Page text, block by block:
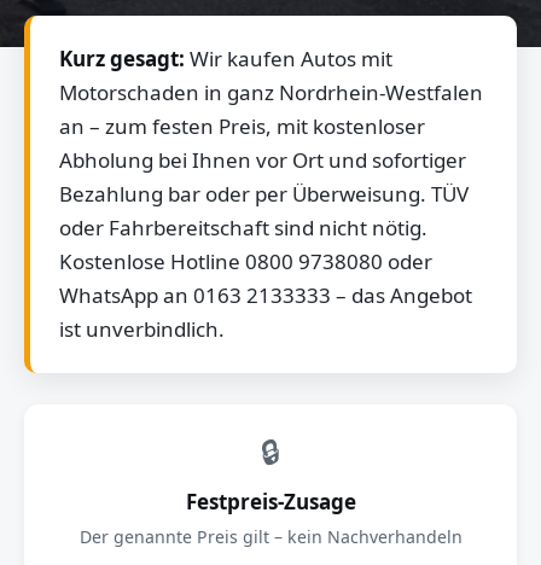
Kurz gesagt: Wir kaufen Autos mit
Motorschaden in ganz Nordrhein-Westfalen
an – zum festen Preis, mit kostenloser
Abholung bei Ihnen vor Ort und sofortiger
Bezahlung bar oder per Überweisung. TÜV
oder Fahrbereitschaft sind nicht nötig.
Kostenlose Hotline 0800 9738080 oder
WhatsApp an 0163 2133333 – das Angebot
ist unverbindlich.
🔒
Festpreis-Zusage
Der genannte Preis gilt – kein Nachverhandeln